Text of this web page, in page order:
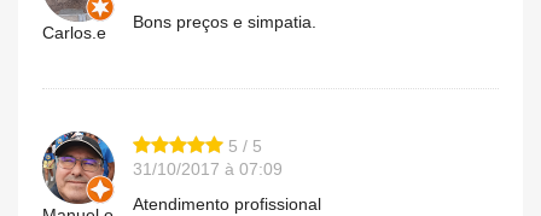
Carlos.e
Bons preços e simpatia.
5 / 5
31/10/2017 à 07:09
Atendimento profissional